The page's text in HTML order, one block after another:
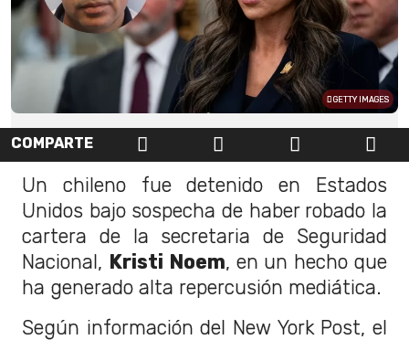
GETTY IMAGES
COMPARTE
Un chileno fue detenido en Estados
Unidos bajo sospecha de haber robado la
cartera de la secretaria de Seguridad
Nacional, Kristi Noem, en un hecho que
ha generado alta repercusión mediática.
Según información del New York Post, el